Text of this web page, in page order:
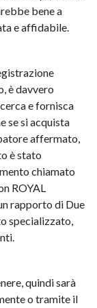
bene a
e affidabile.
è davvero
e fornisca
se si acquista
affermato,
è stato
chiamato
ROYAL
rapporto di Due
specializzato,
quindi sarà
o tramite il